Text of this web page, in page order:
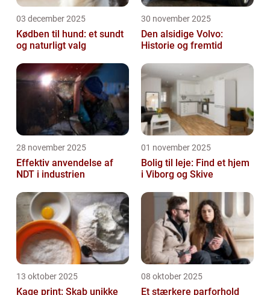
03 december 2025
Kødben til hund: et sundt
og naturligt valg
30 november 2025
Den alsidige Volvo:
Historie og fremtid
28 november 2025
Effektiv anvendelse af
NDT i industrien
01 november 2025
Bolig til leje: Find et hjem
i Viborg og Skive
13 oktober 2025
Kage print: Skab unikke
08 oktober 2025
Et stærkere parforhold